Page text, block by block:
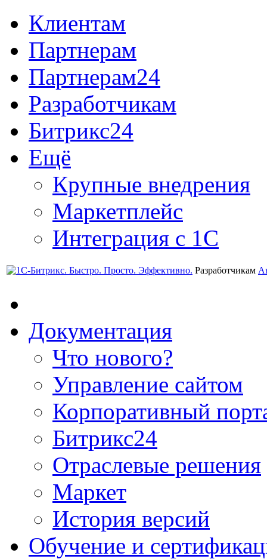
Клиентам
Партнерам
Партнерам24
Разработчикам
Битрикс24
Ещё
Крупные внедрения
Маркетплейс
Интеграция с 1С
Разработчикам
Документация
Что нового?
Управление сайтом
Корпоративный
Битрикс24
Отраслевые решения
Маркет
История версий
Обучение и